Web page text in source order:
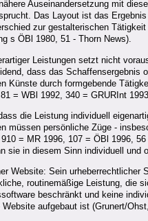
Auseinandersetzung mit
Das Layout ist das
zur gestalterischen
s ÖBl 1980, 51 - Thorn News).
Leistungen setzt nicht
dass das
Künste durch formgebende
= WBl 1992, 340 = GRURInt
die Leistung individuell
müssen persönliche Züge -
= MR 1996, 107 = ÖBl 1996,
sie in diesem Sinn individuell
Website: Sein
routinemäßige Leistung, die
beschränkt und keine
aufgebaut ist (Grunert/